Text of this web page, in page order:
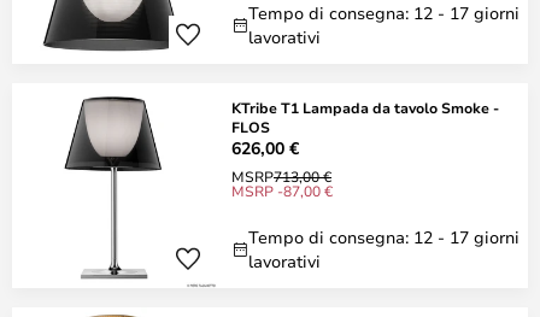
Tempo di consegna: 12 - 17 giorni
lavorativi
KTribe T1 Lampada da tavolo Smoke -
FLOS
626,00 €
MSRP713,00 €
MSRP -87,00 €
Tempo di consegna: 12 - 17 giorni
lavorativi